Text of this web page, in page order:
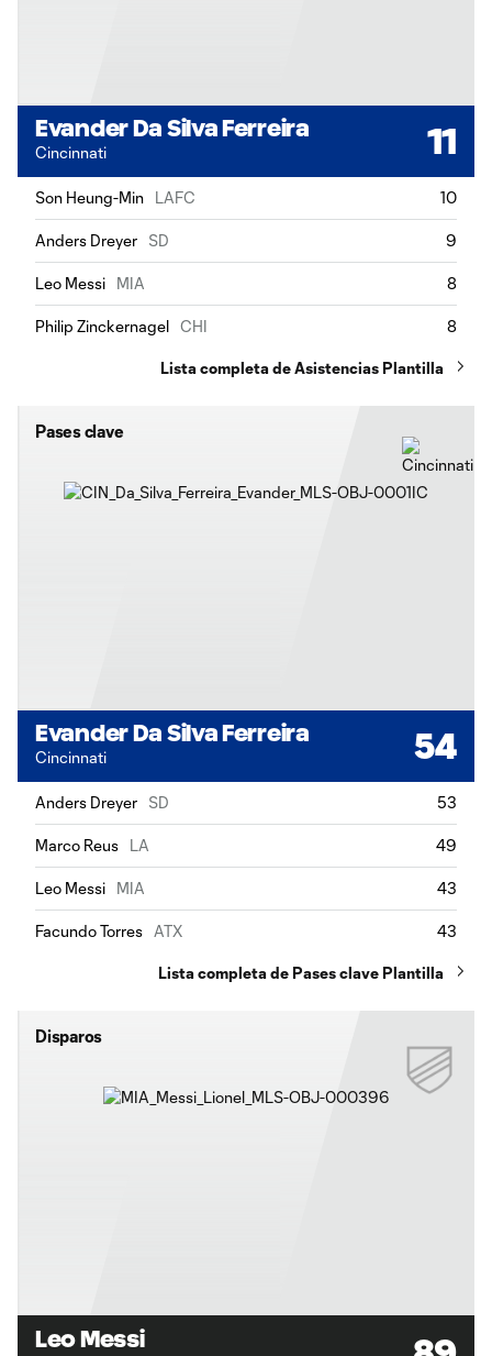
Evander Da Silva Ferreira
Cincinnati 11
Son Heung-Min LAFC 10
Anders Dreyer SD 9
Leo Messi MIA 8
Philip Zinckernagel CHI 8
Lista completa de Asistencias Plantilla
Pases clave
Evander Da Silva Ferreira
Cincinnati 54
Anders Dreyer SD 53
Marco Reus LA 49
Leo Messi MIA 43
Facundo Torres ATX 43
Lista completa de Pases clave Plantilla
Disparos
Leo Messi